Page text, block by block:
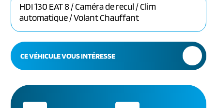
HDI 130 EAT 8 / Caméra de recul / Clim
automatique / Volant Chauffant
CE VÉHICULE VOUS INTÉRESSE